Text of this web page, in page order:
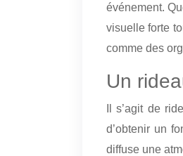
événement.
visuelle forte
comme des
Un
Il s’agit de
d’obtenir un
diffuse une